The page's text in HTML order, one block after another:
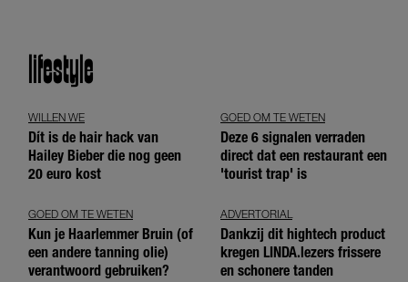
lifestyle
WILLEN WE
Dít is de hair hack van
Hailey Bieber die nog geen
20 euro kost
GOED OM TE WETEN
Deze 6 signalen verraden
direct dat een restaurant een
'tourist trap' is
GOED OM TE WETEN
Kun je Haarlemmer Bruin (of
een andere tanning olie)
verantwoord gebruiken?
ADVERTORIAL
Dankzij dit hightech product
kregen LINDA.lezers frissere
en schonere tanden